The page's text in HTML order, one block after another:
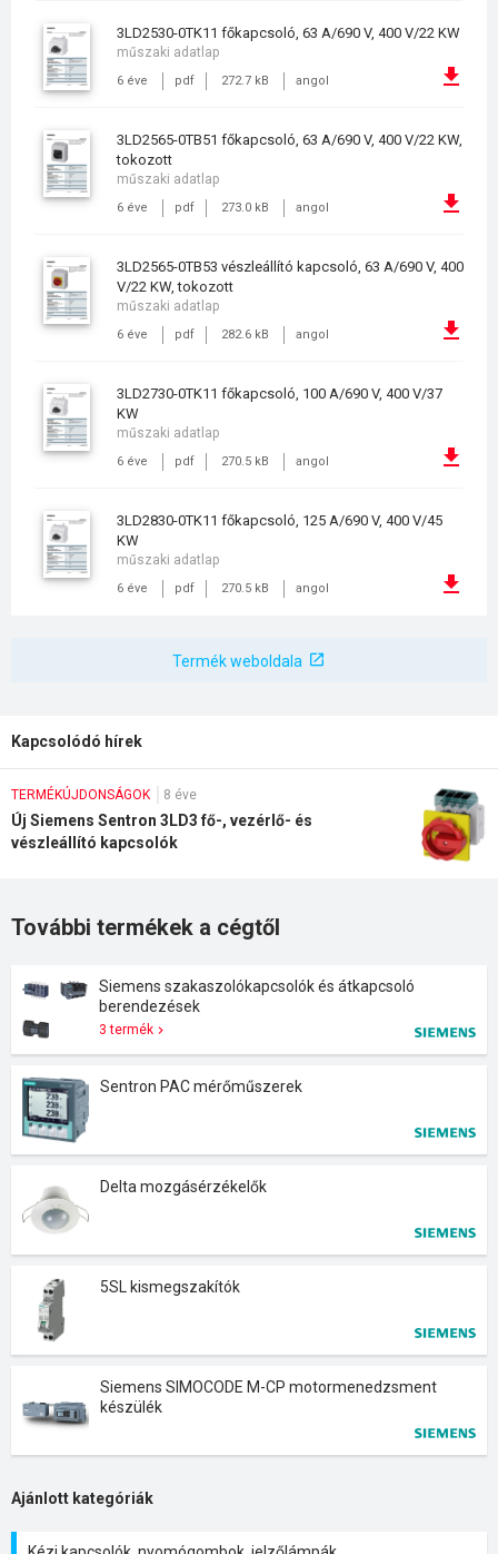
3LD2530-0TK11 főkapcsoló, 63 A/690 V, 400 V/22 KW
6 éve pdf 272.7 kB angol
műszaki adatlap
3LD2565-0TB51 főkapcsoló, 63 A/690 V, 400 V/22 KW,
tokozott
6 éve pdf 273.0 kB angol
műszaki adatlap
3LD2565-0TB53 vészleállító kapcsoló, 63 A/690 V, 400
V/22 KW, tokozott
6 éve pdf 282.6 kB angol
műszaki adatlap
3LD2730-0TK11 főkapcsoló, 100 A/690 V, 400 V/37
KW
6 éve pdf 270.5 kB angol
műszaki adatlap
3LD2830-0TK11 főkapcsoló, 125 A/690 V, 400 V/45
KW
6 éve pdf 270.5 kB angol
műszaki adatlap
Termék weboldala
Kapcsolódó hírek
TERMÉKÚJDONSÁGOK 8 éve
Új Siemens Sentron 3LD3 fő-, vezérlő- és
vészleállító kapcsolók
További termékek a cégtől
Siemens szakaszolókapcsolók és átkapcsoló
berendezések
3 termék
Sentron PAC mérőműszerek
Delta mozgásérzékelők
5SL kismegszakítók
Siemens SIMOCODE M-CP motormenedzsment
készülék
Ajánlott kategóriák